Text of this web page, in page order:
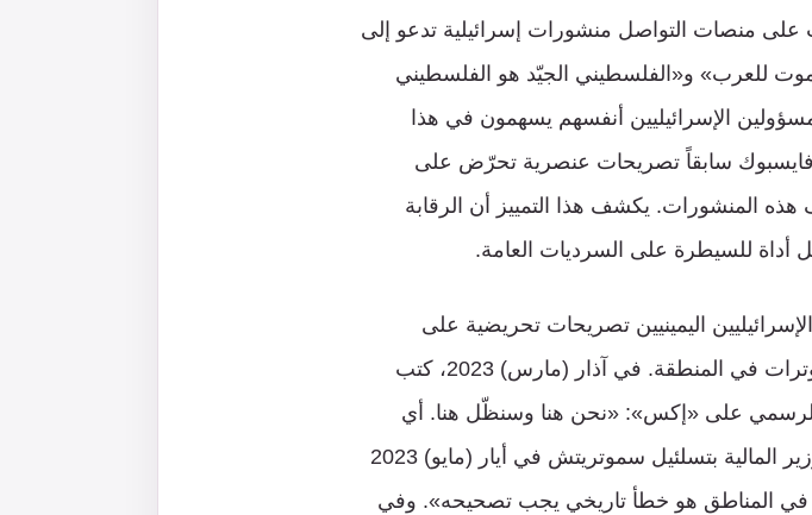
على غزة عام 2014، انتشرت على منصات التواصل منشورات إسرائيلية تدعو إلى
للعرب» و«الفلسطيني الجيّد هو الفلسطيني
الإسرائيليين أنفسهم يسهمون في هذا
سابقاً تصريحات عنصرية تحرّض على
هذه المنشورات. يكشف هذا التمييز أن الرقابة
للسيطرة على السرديات العامة.
الإسرائيليين اليمينيين تصريحات تحريضية على
منصات التواصل الاجتماعي، ما أسهم في تأجيج التوترات في المنطقة. في آذار (مارس) 2023، كتب
الرسمي على «إكس»: «نحن هنا وسنظّل هنا. أي
محاولة للتعرض لنا ستقابل بأقسى رد». كما نشر وزير المالية بتسلئيل سموتريتش في أيار (مايو) 2023
في المناطق هو خطأ تاريخي يجب تصحيحه». وفي